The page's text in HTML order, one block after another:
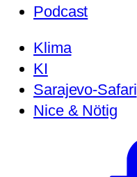
Podcast
Klima
KI
Sarajevo-Safari
Nice & Nötig